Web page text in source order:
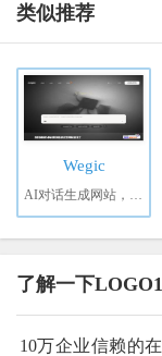
类似推荐
Wegic
了解一下
10万企业信赖的